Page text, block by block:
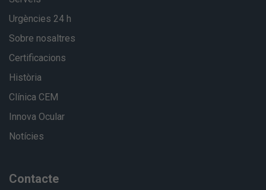
Urgències 24 h
Sobre nosaltres
Certificacions
Història
Clínica CEM
Innova Ocular
Notícies
Contacte